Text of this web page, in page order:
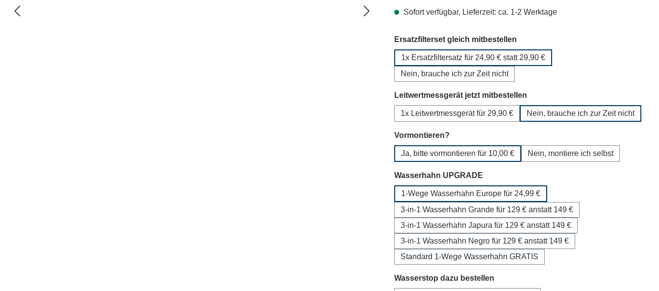
Sofort verfügbar, Lieferzeit: ca. 1-2 Werktage
Ersatzfilterset gleich mitbestellen
1x Ersatzfiltersatz für 24,90 € statt 29,90 €
Nein, brauche ich zur Zeit nicht
Leitwertmessgerät jetzt mitbestellen
1x Leitwertmessgerät für 29,90 € Nein, brauche ich zur Zeit nicht
Vormontieren?
Ja, bitte vormontieren für 10,00 € Nein, montiere ich selbst
Wasserhahn UPGRADE
1-Wege Wasserhahn Europe für 24,99 €
3-in-1 Wasserhahn Grande für 129 € anstatt 149 €
3-in-1 Wasserhahn Japura für 129 € anstatt 149 €
3-in-1 Wasserhahn Negro für 129 € anstatt 149 €
Standard 1-Wege Wasserhahn GRATIS
Wasserstop dazu bestellen